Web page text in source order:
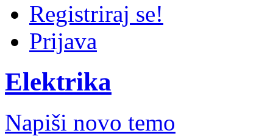
Registriraj se!
Prijava
Elektrika
Napiši novo temo